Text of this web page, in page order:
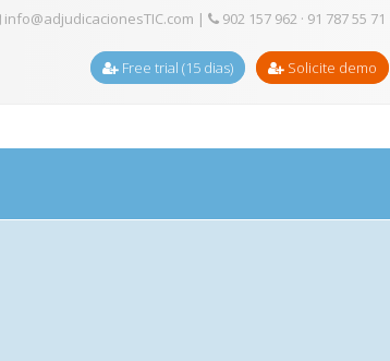
info@adjudicacionesTIC.com | 902 157 962 · 91 787 55 71
Free trial (15 dias) Solicite demo